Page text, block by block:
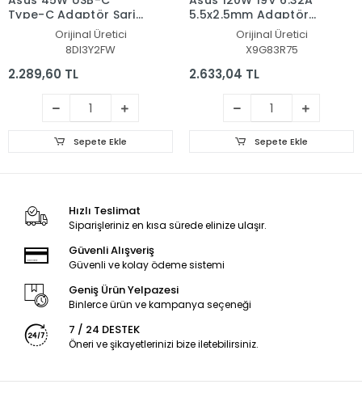
Type-C Adaptör Şarj
Aleti-CihazıOrijinal Üretici
8DI3Y2FW
2.289,60 TL
Sepete Ekle
5.5x2.5mm Adaptör
Şarj Aleti-Cihazı
Orijinal Üretici
X9G83R75
2.633,04 TL
Sepete Ekle
Hızlı Teslimat
Siparişleriniz en kısa sürede elinize ulaşır.
Güvenli Alışveriş
Güvenli ve kolay ödeme sistemi
Geniş Ürün Yelpazesi
Binlerce ürün ve kampanya seçeneği
7 / 24 DESTEK
Öneri ve şikayetlerinizi bize iletebilirsiniz.